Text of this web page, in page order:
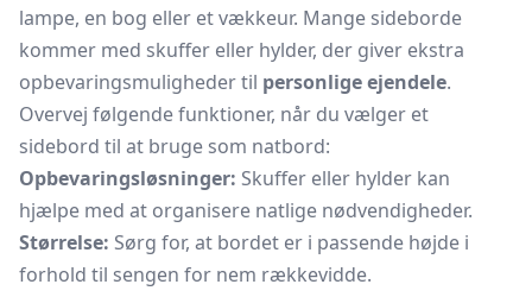
lampe, en bog eller etvækkeur. Mange sideborde
kommer med skuffer eller hylder, der giver ekstra
opbevaringsmuligheder til personlige ejendele.
Overvej følgende funktioner, når du vælger et
sidebord til at bruge som natbord:
Opbevaringsløsninger: Skuffer eller hylder kan
hjælpe med at organisere natlige nødvendigheder.
Størrelse: Sørg for, at bordet er i passende højde i
forhold til sengen for nem rækkevidde.